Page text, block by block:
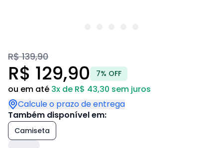
R$ 139,90
R$ 129,90 7% OFF
ou em até 3x de R$ 43,30 sem juros
Calcule o prazo de entrega
Também disponível em:
Camiseta